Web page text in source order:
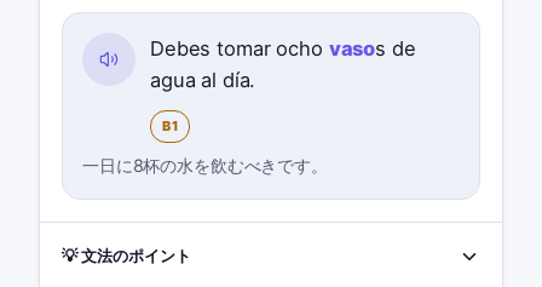
Debes tomar ocho vasos de
agua al día.
B1
一日に8杯の水を飲むべきです。
💡 文法のポイント